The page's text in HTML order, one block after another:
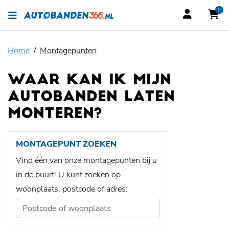
0
Home Montagepunten
WAAR KAN IK MIJN
AUTOBANDEN LATEN
MONTEREN?
MONTAGEPUNT ZOEKEN
Vind één van onze montagepunten bij u
in de buurt! U kunt zoeken op
woonplaats, postcode of adres: